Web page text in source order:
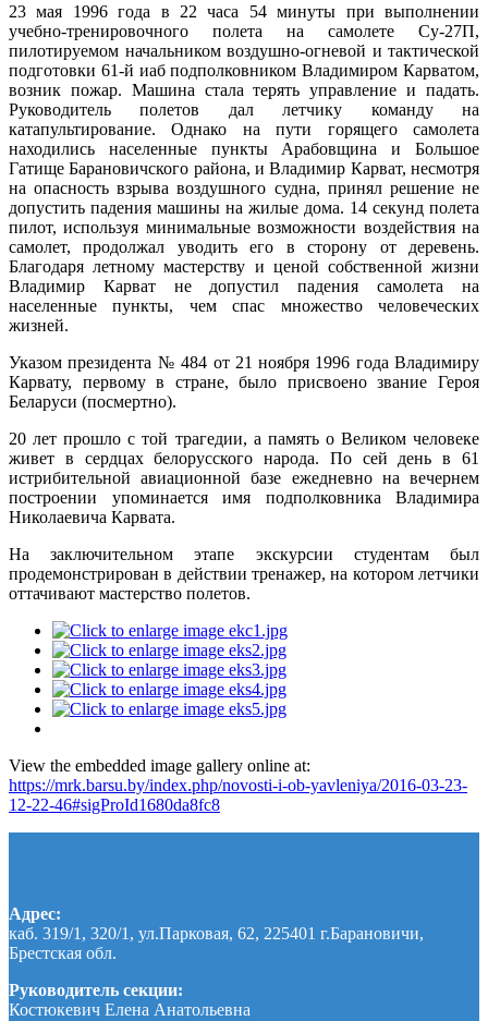
23 мая 1996 года в 22 часа 54 минуты при выполнении
учебно-тренировочного полета на самолете Су-27П,
пилотируемом начальником воздушно-огневой и тактической
подготовки 61-й иаб подполковником Владимиром Карватом,
возник пожар. Машина стала терять управление и падать.
Руководитель полетов дал летчику команду на
катапультирование. Однако на пути горящего самолета
находились населенные пункты Арабовщина и Большое
Гатище Барановичского района, и Владимир Карват, несмотря
на опасность взрыва воздушного судна, принял решение не
допустить падения машины на жилые дома. 14 секунд полета
пилот, используя минимальные возможности воздействия на
самолет, продолжал уводить его в сторону от деревень.
Благодаря летному мастерству и ценой собственной жизни
Владимир Карват не допустил падения самолета на
населенные пункты, чем спас множество человеческих
жизней.
Указом президента № 484 от 21 ноября 1996 года Владимиру
Карвату, первому в стране, было присвоено звание Героя
Беларуси (посмертно).
20 лет прошло с той трагедии, а память о Великом человеке
живет в сердцах белорусского народа. По сей день в 61
истрибительной авиационной базе ежедневно на вечернем
построении упоминается имя подполковника Владимира
Николаевича Карвата.
На заключительном этапе экскурсии студентам был
продемонстрирован в действии тренажер, на котором летчики
оттачивают мастерство полетов.
View the embedded image gallery online at:
https://mrk.barsu.by/index.php/novosti-i-ob-yavleniya/2016-03-23-
12-22-46#sigProId1680da8fc8
Адрес:
каб. 319/1, 320/1, ул.Парковая, 62, 225401 г.Барановичи,
Брестская обл.
Руководитель секции:
Костюкевич Елена Анатольевна